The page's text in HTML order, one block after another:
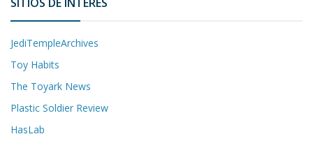
JediTempleArchives
Toy Habits
The Toyark News
Plastic Soldier Review
HasLab